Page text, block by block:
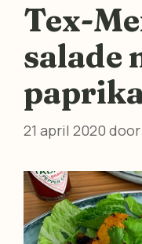
Tex-
salade
21 april 2020 door